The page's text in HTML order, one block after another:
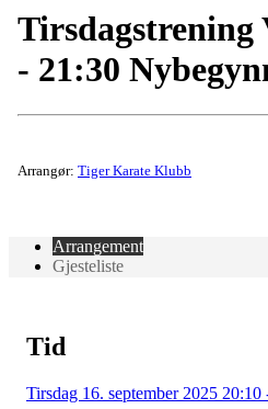
Tirsdagstrening
- 21:30
Arrangør: Tiger Karate Klubb
Arrangement
Gjesteliste
Tid
Tirsdag 16. september 2025 20:10